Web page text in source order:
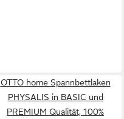
OTTO home Spannbettlaken
PHYSALIS in BASIC und
PREMIUM Qualität, 100%